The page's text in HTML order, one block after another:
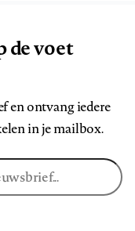
voet
en ontvang iedere
in je mailbox.